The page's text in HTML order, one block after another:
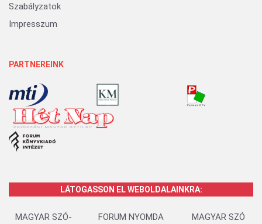
Szabályzatok
Impresszum
PARTNEREINK
LÁTOGASSON EL WEBOLDALAINKRA:
MAGYAR SZÓ-
FORUM NYOMDA
MAGYAR SZÓ